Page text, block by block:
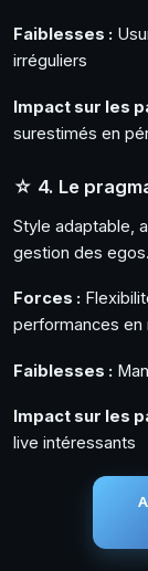
Faiblesses :
irréguliers
Impact sur les
surestimés en
☆ 4. Le
Style adaptable,
gestion des egos.
Forces :
performances en
Faiblesses :
Impact sur les
live intéressants